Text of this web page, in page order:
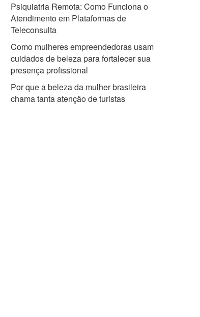
Psiquiatria Remota: Como Funciona o
Atendimento em Plataformas de
Teleconsulta
Como mulheres empreendedoras usam
cuidados de beleza para fortalecer sua
presença profissional
Por que a beleza da mulher brasileira
chama tanta atenção de turistas